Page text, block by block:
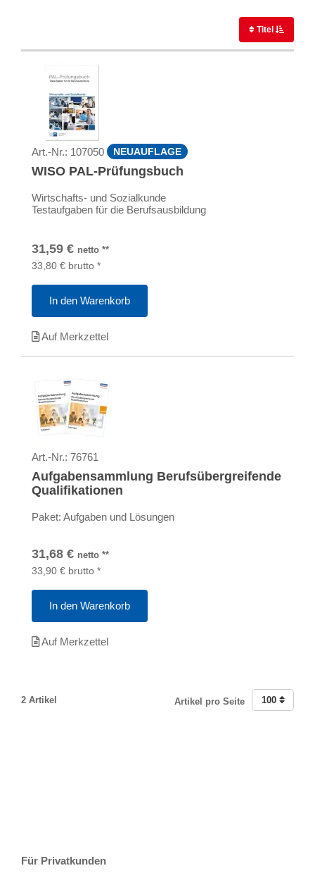
Für Privatkunden
Titel
Art.-Nr.: 107050 NEUAUFLAGE
WISO PAL-Prüfungsbuch
Wirtschafts- und Sozialkunde
Testaufgaben für die Berufsausbildung
31,59 € netto **
33,80 € brutto *
In den Warenkorb
Auf Merkzettel
Art.-Nr.: 76761
Aufgabensammlung Berufsübergreifende
Qualifikationen
Paket: Aufgaben und Lösungen
31,68 € netto **
33,90 € brutto *
In den Warenkorb
Auf Merkzettel
2 Artikel Artikel pro Seite 100